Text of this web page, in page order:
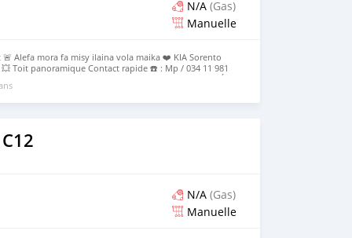
N/A (Gas)
Manuelle
🚨 Alefa mora fa misy ilaina vola maika ❤️ KIA Sorento
Toit panoramique Contact rapide ☎️ : Mp / 034 11 981
DE SECOURS COMPLET ( PNEUS / CRIQUE / CLÉS
N/A (Gas)
Manuelle